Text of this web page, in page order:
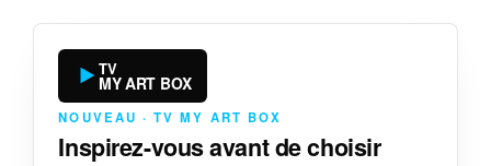
TV
MY ART BOX
NOUVEAU · TV MY ART BOX
Inspirez-vous avant de choisir